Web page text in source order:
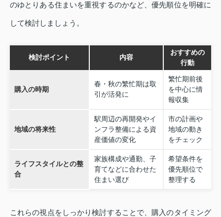
のゆとりある住まいを重視するのかなど、優先順位を明確に
して検討しましょう。
検討ポイント 内容
おすすめの
行動
購入の時期
春・秋の繁忙期は取
引が活発に
繁忙期前後
を中心に情
報収集
地域の将来性
駅周辺の再開発やイ
ンフラ整備による資
産価値の変化
市の計画や
地域の動き
をチェック
ライフスタイルとの整
合
家族構成や通勤、子
育てなどに合わせた
住まい選び
希望条件を
優先順位で
整理する
これらの視点をしっかり検討することで、購入のタイミング